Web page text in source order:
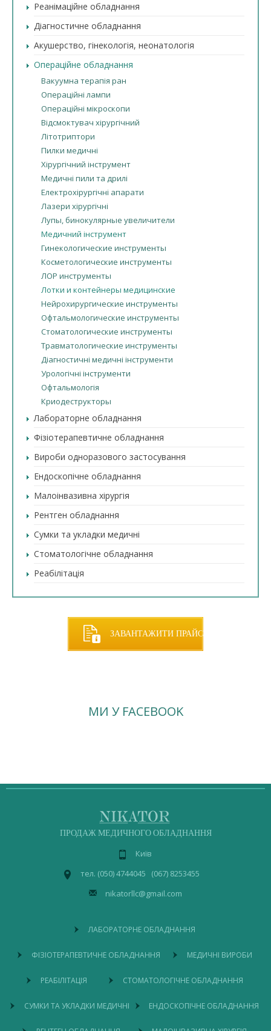
Реанімаційне обладнання
Діагностичне обладнання
Акушерство, гінекологія, неонатологія
Операційне обладнання
Вакуумна терапія ран
Операційні лампи
Операційні мікроскопи
Відсмоктувач хірургічний
Літотриптори
Пилки медичні
Хірургічний інструмент
Медичні пили та дрилі
Електрохірургічні апарати
Лазери хірургічні
Лупы, бинокулярные увеличители
Медичний інструмент
Гинекологические инструменты
Косметологические инструменты
ЛОР инструменты
Лотки и контейнеры медицинские
Нейрохирургические инструменты
Офтальмологические инструменты
Стоматологические инструменты
Травматологические инструменты
Діагностичні медичні інструменти
Урологічні інструменти
Офтальмологія
Криодеструкторы
Лабораторне обладнання
Фізіотерапевтичне обладнання
Вироби одноразового застосування
Ендоскопічне обладнання
Малоінвазивна хірургія
Рентген обладнання
Сумки та укладки медичні
Стоматологічне обладнання
Реабілітація
ЗАВАНТАЖИТИ ПРАЙС
МИ У FACEBOOK
ПРОДАЖ МЕДИЧНОГО ОБЛАДНАННЯ
Київ
тел. (050) 4744045 (067) 8253455
nikatorllc@gmail.com
ЛАБОРАТОРНЕ ОБЛАДНАННЯ
ФІЗІОТЕРАПЕВТИЧНЕ ОБЛАДНАННЯ МЕДИЧНІ ВИРОБИ
РЕАБІЛІТАЦІЯ СТОМАТОЛОГІЧНЕ ОБЛАДНАННЯ
СУМКИ ТА УКЛАДКИ МЕДИЧНІ ЕНДОСКОПІЧНЕ ОБЛАДНАННЯ